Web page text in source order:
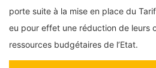
porte suite à la mise en place du
eu pour effet une réduction de leurs
ressources budgétaires de l’Etat.